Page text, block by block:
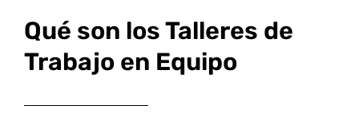
Qué son los Talleres de
Trabajo en Equipo